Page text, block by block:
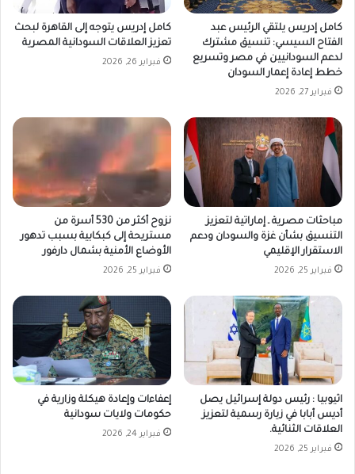
كامل إدريس يلتقي الرئيس عبد
الفتاح السيسي: تنسيق مشترك
لدعم السودانيين في مصر وتسريع
خطط إعادة إعمار السودان
فبراير 27, 2026
كامل إدريس يتوجه إلى القاهرة لبحث
تعزيز العلاقات السودانية المصرية
فبراير 26, 2026
مباحثات مصرية ـ إماراتية لتعزيز
التنسيق بشأن غزة والسودان ودعم
الاستقرار الإقليمي
فبراير 25, 2026
نزوح أكثر من 530 أسرة من
مستريحة إلى كبكابية بسبب تدهور
الأوضاع الأمنية بشمال دارفور
فبراير 25, 2026
اثيوبيا : رئيس دولة إسرائيل يصل
أديس أبابا في زيارة رسمية لتعزيز
العلاقات الثنائية.
فبراير 25, 2026
إعفاءات وإعادة هيكلة وزارية في
حكومات ولايات سودانية
فبراير 24, 2026